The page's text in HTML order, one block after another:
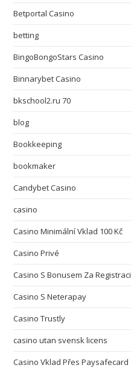
Betportal Casino
betting
BingoBongoStars Casino
Binnarybet Casino
bkschool2.ru 70
blog
Bookkeeping
bookmaker
Candybet Casino
casino
Casino Minimální Vklad 100 Kč
Casino Privé
Casino S Bonusem Za Registraci
Casino S Neterapay
Casino Trustly
casino utan svensk licens
Casino Vklad Přes Paysafecard